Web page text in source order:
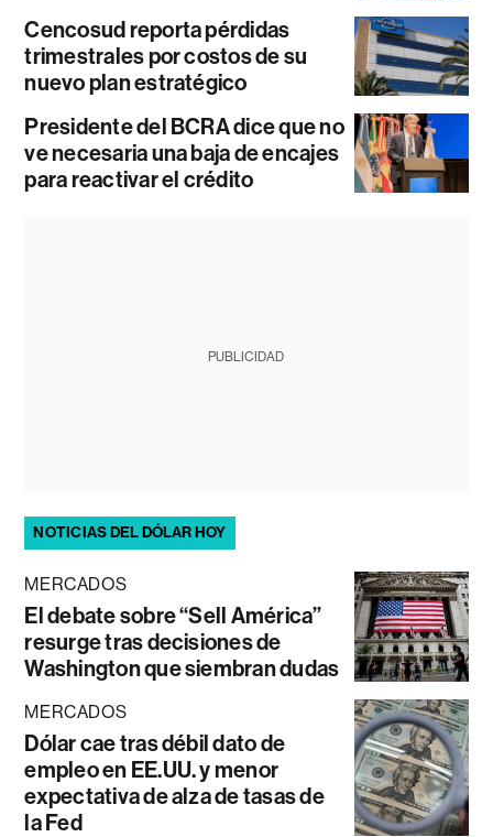
Cencosud reporta pérdidas
trimestrales por costos de su
nuevo plan estratégico
Presidente del BCRA dice que no
ve necesaria una baja de encajes
para reactivar el crédito
PUBLICIDAD
NOTICIAS DEL DÓLAR HOY
MERCADOS
El debate sobre “Sell América”
resurge tras decisiones de
Washington que siembran dudas
MERCADOS
Dólar cae tras débil dato de
empleo en EE.UU. y menor
expectativa de alza de tasas de
la Fed